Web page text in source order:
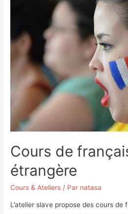
Cours de
étrangère
Cours & Ateliers / Par natasa
L’atelier slave propose des cours